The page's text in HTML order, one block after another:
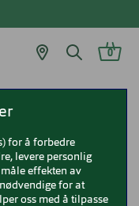
0
for å forbedre
levere personlig
effekten av
for at
oss med å tilpasse